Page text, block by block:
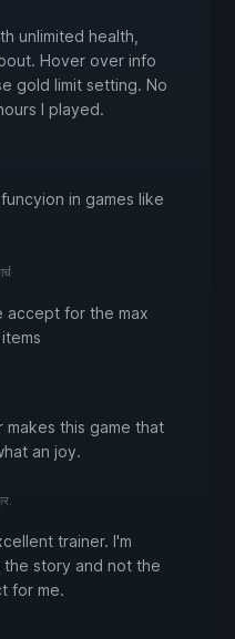
unlimited health,
Hover over info
gold limit setting. No
I played.
in games like
accept for the max
this game that
an joy.
trainer. I'm
story and not the
for me.